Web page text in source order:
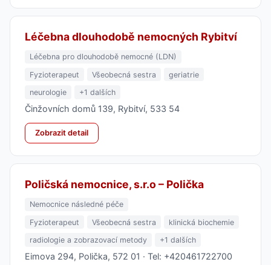
Léčebna dlouhodobě nemocných Rybitví
Léčebna pro dlouhodobě nemocné (LDN)
Fyzioterapeut
Všeobecná sestra
geriatrie
neurologie
+1 dalších
Činžovních domů 139, Rybitví, 533 54
Zobrazit detail
Poličská nemocnice, s.r.o – Polička
Nemocnice následné péče
Fyzioterapeut
Všeobecná sestra
klinická biochemie
radiologie a zobrazovací metody
+1 dalších
Eimova 294, Polička, 572 01 · Tel: +420461722700